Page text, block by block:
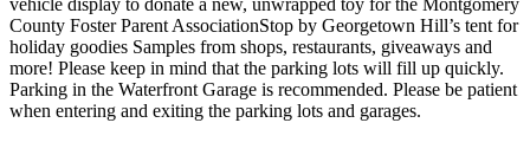
vehicle display to donate a new, unwrapped toy for the Montgomery
County Foster Parent Association ​Stop by Georgetown Hill’s tent for
holiday goodies Samples from shops, restaurants, giveaways and
more! Please keep in mind that the parking lots will fill up quickly.
Parking in the Waterfront Garage is recommended. Please be patient
when entering and exiting the parking lots and garages.